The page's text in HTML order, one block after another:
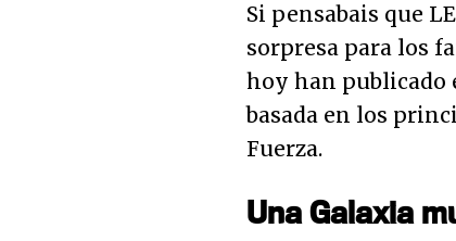
Si pensabais que
sorpresa para los
hoy han publicado
basada en los
Fuerza.
Una Galaxia